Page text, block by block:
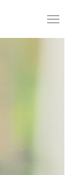
de cookies